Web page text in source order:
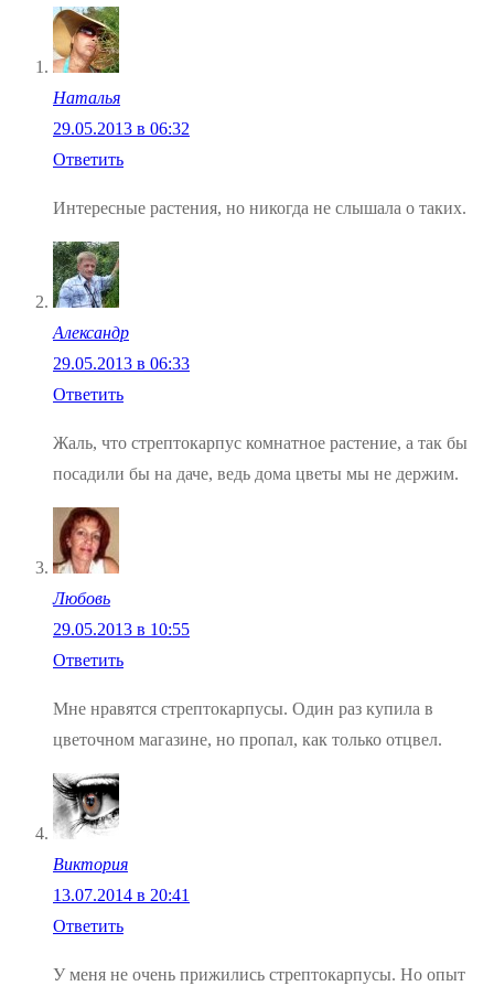
Наталья
29.05.2013 в 06:32
Ответить
Интересные растения, но никогда не слышала о таких.
Александр
29.05.2013 в 06:33
Ответить
Жаль, что стрептокарпус комнатное растение, а так бы
посадили бы на даче, ведь дома цветы мы не держим.
Любовь
29.05.2013 в 10:55
Ответить
Мне нравятся стрептокарпусы. Один раз купила в
цветочном магазине, но пропал, как только отцвел.
Виктория
13.07.2014 в 20:41
Ответить
У меня не очень прижились стрептокарпусы. Но опыт